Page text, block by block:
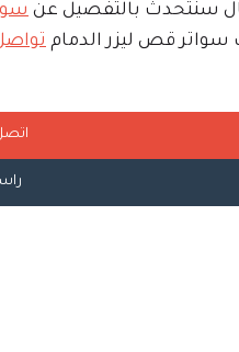
سنتحدث بالتفصيل عن
سواتر قص ليزر الدمام